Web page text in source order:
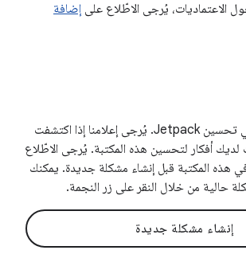
الاعتماديات، يُرجى الاطّلاع على إضافة
تساعدنا ملاحظاتك في تحسين Jetpack. يُرجى إعلامنا إذا اكتشفت
أفكار لتحسين هذه المكتبة. يُرجى الاطّلاع
هذه المكتبة قبل إنشاء مشكلة جديدة. يمكنك
حالية من خلال النقر على زر النجمة.
إنشاء مشكلة جديدة